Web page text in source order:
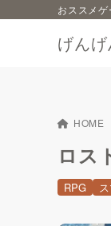
げん
おススメ
HOME
ロス
RPG